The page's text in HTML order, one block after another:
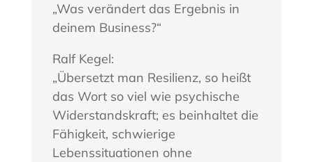
„Was verändert das Ergebnis in
deinem Business?“
Ralf Kegel:
„Übersetzt man Resilienz, so heißt
das Wort so viel wie psychische
Widerstandskraft; es beinhaltet die
Fähigkeit, schwierige
Lebenssituationen ohne